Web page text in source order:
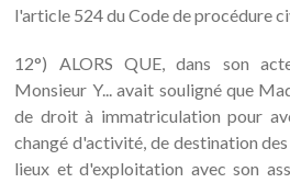
l'article 524 du Code de procédure
12°) ALORS QUE, dans son
Monsieur Y... avait souligné que
de droit à immatriculation pour
changé d'activité, de destination
lieux et d'exploitation avec son